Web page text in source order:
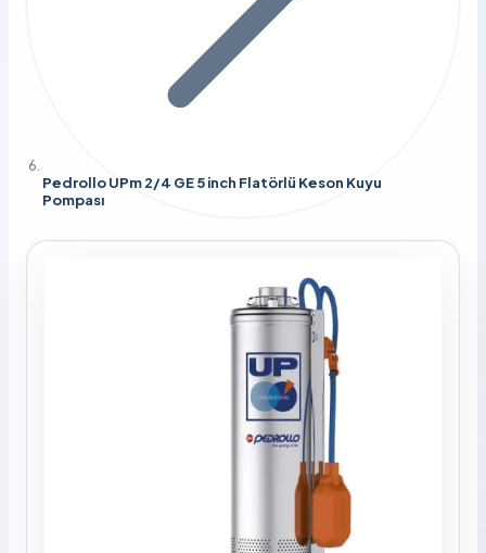
Pedrollo UPm 2/4 GE 5 inch Flatörlü Keson Kuyu
Pompası